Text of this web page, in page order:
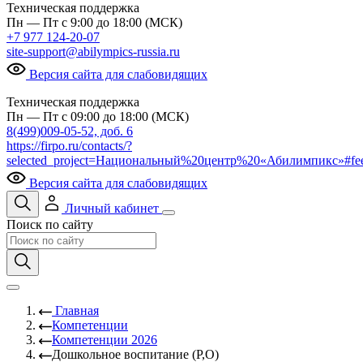
Техническая поддержка
Пн — Пт с 9:00 до 18:00 (МСК)
+7 977 124-20-07
site-support@abilympics-russia.ru
Версия сайта для слабовидящих
Техническая поддержка
Пн — Пт с 09:00 до 18:00 (МСК)
8(499)009-05-52, доб. 6
https://firpo.ru/contacts/?
Версия сайта для слабовидящих
Личный кабинет
Поиск по сайту
Главная
Компетенции
Компетенции 2026
Дошкольное воспитание (Р,О)